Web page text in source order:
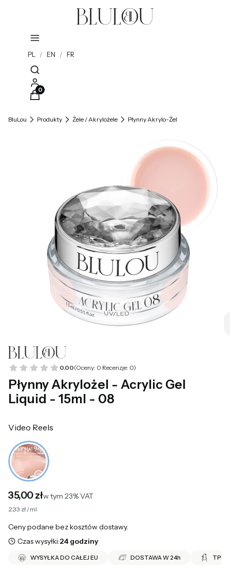
PL / EN / FR
Otwórz wyszukiwarkę
Produkty w koszyku: 0. Zobacz szczegóły
BluLou Produkty Żele / Akrylożele Płynny Akrylo-Żel
0.00(Oceny: 0 Recenzje: 0)
Płynny Akrylożel - Acrylic Gel
Liquid - 15ml - 08
Video Reels
Cena
35,00 złw tym 23% VAT
w tym 23%VAT
2,33 zł / ml
Ceny podane bez kosztów dostawy.
Czas wysyłki:24 godziny
WYSYŁKA DO CAŁEJ EU DOSTAWA W 24h TPO